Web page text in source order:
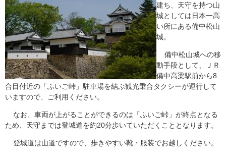
建ち、天守を持つ山
城としては日本一高
い所にある備中松山
城。
備中松山城への移
動手段として、ＪＲ
備中高梁駅前から8
合目付近の「ふいご峠」駐車場を結ぶ観光乗合タクシーが運行して
いますので、ご利用ください。
なお、車両が上がることができるのは「ふいご峠」が終点となる
ため、天守までは登城道を約20分歩いていただくこととなります。
登城道は山道ですので、歩きやすい靴・服装でお越しください。